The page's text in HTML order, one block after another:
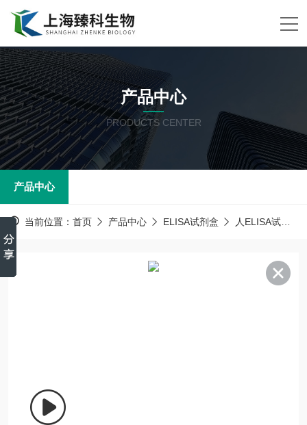
产品中心
PRODUCTS CENTER
产品中心
当前位置： 首页 产品中心 ELISA试剂盒 人ELISA试剂盒